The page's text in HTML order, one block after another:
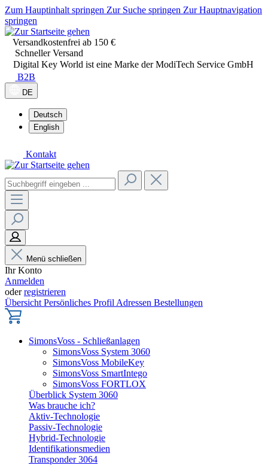
Zum Hauptinhalt springen Zur Suche springen Zur Hauptnavigation
springen
Versandkostenfrei ab 150 €
Schneller Versand
Digital Key World ist eine Marke der ModiTech Service GmbH
B2B
DE
Deutsch
English
Kontakt
Menü schließen
Ihr Konto
Anmelden
oderregistrieren
Übersicht Persönliches Profil Adressen Bestellungen
SimonsVoss - Schließanlagen
SimonsVoss System 3060
SimonsVoss MobileKey
SimonsVoss SmartIntego
SimonsVoss FORTLOX
Überblick System 3060
Was brauche ich?
Aktiv-Technologie
Passiv-Technologie
Hybrid-Technologie
Identifikationsmedien
Transponder 3064